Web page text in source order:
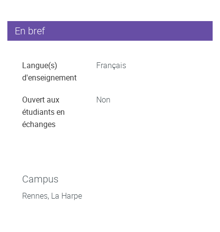
En bref
Langue(s)
d'enseignement
Français
Ouvert aux
étudiants en
échanges
Non
Campus
Rennes, La Harpe